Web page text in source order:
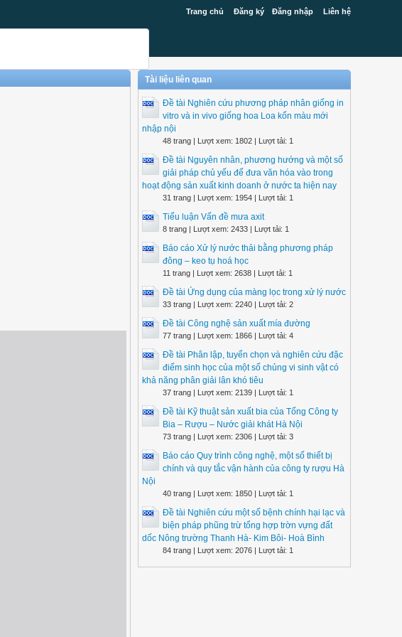
Trang chủ Đăng ký Đăng nhập Liên hệ
Tài liệu liên quan
Đề tài Nghiên cứu phương pháp nhân giống in
vitro và in vivo giống hoa Loa kốn màu mới
nhập nội
48 trang | Lượt xem: 1802 | Lượt tải: 1
Đề tài Nguyên nhân, phương hướng và một số
giải pháp chủ yếu để đưa văn hóa vào trong
hoạt động sản xuất kinh doanh ở nước ta hiện nay
31 trang | Lượt xem: 1954 | Lượt tải: 1
Tiểu luận Vấn đề mưa axit
8 trang | Lượt xem: 2433 | Lượt tải: 1
Báo cáo Xử lý nước thải bằng phương pháp
đông – keo tụ hoá học
11 trang | Lượt xem: 2638 | Lượt tải: 1
Đề tài Ứng dụng của màng lọc trong xử lý nước
33 trang | Lượt xem: 2240 | Lượt tải: 2
Đề tài Công nghệ sản xuất mía đường
77 trang | Lượt xem: 1866 | Lượt tải: 4
Đề tài Phân lập, tuyển chọn và nghiên cứu đặc
điểm sinh học của một số chủng vi sinh vật có
khả năng phân giải lân khó tiêu
37 trang | Lượt xem: 2139 | Lượt tải: 1
Đề tài Kỹ thuật sản xuất bia của Tổng Công ty
Bia – Rượu – Nước giải khát Hà Nội
73 trang | Lượt xem: 2306 | Lượt tải: 3
Báo cáo Quy trình công nghệ, một số thiết bị
chính và quy tắc vận hành của công ty rượu Hà
Nội
40 trang | Lượt xem: 1850 | Lượt tải: 1
Đề tài Nghiên cứu một số bệnh chính hại lạc và
biện pháp phũng trừ tổng hợp trờn vựng đất
dốc Nông trường Thanh Hà- Kim Bôi- Hoà Bình
84 trang | Lượt xem: 2076 | Lượt tải: 1